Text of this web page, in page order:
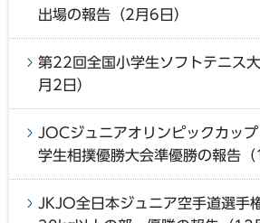
出場の報告（2月6日）
第22回全国小学生ソフトテニス
月2日）
JOCジュニアオリンピックカッ
学生相撲優勝大会準優勝の報告（
JKJO全日本ジュニア空手道選手